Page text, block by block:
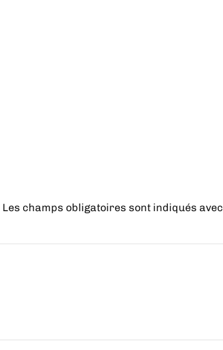
Les champs obligatoires sont indiqués avec